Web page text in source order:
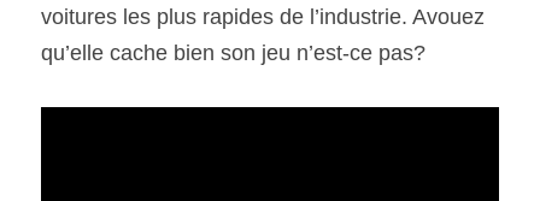
SOUMISSION RAPIDE
ASSURANCE
voitures les plus rapides de l’industrie. Avouez
qu’elle cache bien son jeu n’est-ce pas?